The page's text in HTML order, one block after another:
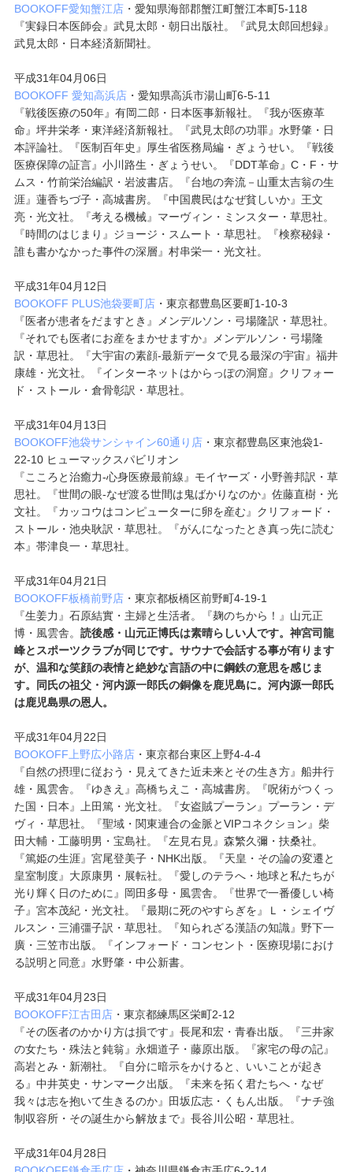
BOOKOFF愛知蟹江店・愛知県海部郡蟹江町蟹江本町5-118
『実録日本医師会』武見太郎・朝日出版社。『武見太郎回想録』
武見太郎・日本経済新聞社。
平成31年04月06日
BOOKOFF 愛知高浜店・愛知県高浜市湯山町6-5-11
『戦後医療の50年』有岡二郎・日本医事新報社。『我が医療革
命』坪井栄孝・東洋経済新報社。『武見太郎の功罪』水野肇・日
本評論社。『医制百年史』厚生省医務局編・ぎょうせい。『戦後
医療保障の証言』小川路生・ぎょうせい。『DDT革命』C・F・サ
ムス・竹前栄治編訳・岩波書店。『台地の奔流－山重太吉翁の生
涯』蓮香ちづ子・高城書房。『中国農民はなぜ貧しいか』王文
亮・光文社。『考える機械』マーヴィン・ミンスター・草思社。
『時間のはじまり』ジョージ・スムート・草思社。『検察秘録・
誰も書かなかった事件の深層』村串栄一・光文社。
平成31年04月12日
BOOKOFF PLUS池袋要町店・東京都豊島区要町1-10-3
『医者が患者をだますとき』メンデルソン・弓場隆訳・草思社。
『それでも医者にお産をまかせますか』メンデルソン・弓場隆
訳・草思社。『大宇宙の素顔-最新データで見る最深の宇宙』福井
康雄・光文社。『インターネットはからっぽの洞窟』クリフォー
ド・ストール・倉骨彰訳・草思社。
平成31年04月13日
BOOKOFF池袋サンシャイン60通り店・東京都豊島区東池袋1-
22-10 ヒューマックスパビリオン
『こころと治癒力-心身医療最前線』モイヤーズ・小野善邦訳・草
思社。『世間の眼-なぜ渡る世間は鬼ばかりなのか』佐藤直樹・光
文社。『カッコウはコンピューターに卵を産む』クリフォード・
ストール・池央耿訳・草思社。『がんになったとき真っ先に読む
本』帯津良一・草思社。
平成31年04月21日
BOOKOFF板橋前野店・東京都板橋区前野町4-19-1
『生姜力』石原結實・主婦と生活者。『麹のちから！』山元正
博・風雲舎。 読後感・山元正博氏は素晴らしい人です。神宮司龍
峰とスポーツクラブが同じです。サウナで会話する事が有ります
が、温和な笑顔の表情と絶妙な言語の中に鋼鉄の意思を感じま
す。同氏の祖父・河内源一郎氏の銅像を鹿児島に。河内源一郎氏
は鹿児島県の恩人。
平成31年04月22日
BOOKOFF上野広小路店・東京都台東区上野4-4-4
『自然の摂理に従おう・見えてきた近未来とその生き方』船井行
雄・風雲舎。『ゆきえ』高橋ちえこ・高城書房。『呪術がつくっ
た国・日本』上田篤・光文社。『女盗賊プーラン』プーラン・デ
ヴィ・草思社。『聖域・関東連合の金脈とVIPコネクション』柴
田大輔・工藤明男・宝島社。『左見右見』森繁久彌・扶桑社。
『篤姫の生涯』宮尾登美子・NHK出版。『天皇・その論の変遷と
皇室制度』大原康男・展転社。『愛しのテラへ・地球と私たちが
光り輝く日のために』岡田多母・風雲舎。『世界で一番優しい椅
子』宮本茂紀・光文社。『最期に死のやすらぎを』Ｌ・シェイヴ
ルスン・三浦彊子訳・草思社。『知られざる漢語の知識』野下一
廣・三笠市出版。『インフォード・コンセント・医療現場におけ
る説明と同意』水野肇・中公新書。
平成31年04月23日
BOOKOFF江古田店・東京都練馬区栄町2-12
『その医者のかかり方は損です』長尾和宏・青春出版。『三井家
の女たち・殊法と鈍翁』永畑道子・藤原出版。『家宅の母の記』
高岩とみ・新潮社。『自分に暗示をかけると、いいことが起き
る』中井英史・サンマーク出版。『未来を拓く君たちへ・なぜ
我々は志を抱いて生きるのか』田坂広志・くもん出版。『ナチ強
制収容所・その誕生から解放まで』長谷川公昭・草思社。
平成31年04月28日